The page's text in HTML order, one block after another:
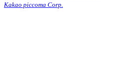
Kakao piccoma Corp.